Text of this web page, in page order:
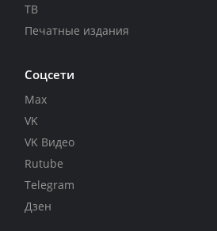
ТВ
Печатные издания
Соцсети
Max
VK
VK Видео
Rutube
Telegram
Дзен